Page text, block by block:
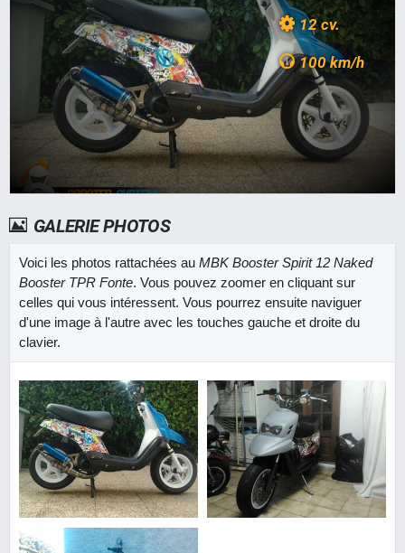
12 cv.
100 km/h
GALERIE PHOTOS
Voici les photos rattachées au MBK Booster Spirit 12 Naked
Booster TPR Fonte. Vous pouvez zoomer en cliquant sur
celles qui vous intéressent. Vous pourrez ensuite naviguer
d'une image à l'autre avec les touches gauche et droite du
clavier.